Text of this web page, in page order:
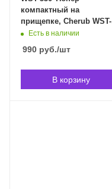
компактный на
прищепке, Cherub WST-
530 в Владивостоке
Есть в наличии
990 руб./шт
В корзину